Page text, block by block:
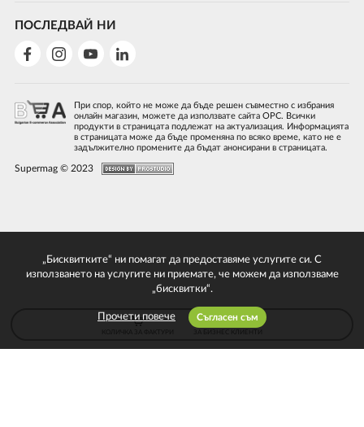
ПОСЛЕДВАЙ НИ
При спор, който не може да бъде решен съвместно с избрания
онлайн магазин, можете да използвате сайта ОРС. Всички
продукти в страницата подлежат на актуализация. Информацията
в страницата може да бъде променяна по всяко време, като не е
задължително промените да бъдат анонсирани в страницата.
Supermag © 2023
„Бисквитките“ ни помагат да предоставяме услугите си. С
използването на услугите ни приемате, че можем да използваме
„бисквитки“.
Прочети повече Съгласен съм